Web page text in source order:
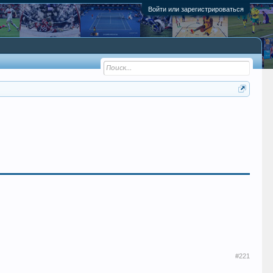
Войти или зарегистрироваться
#221